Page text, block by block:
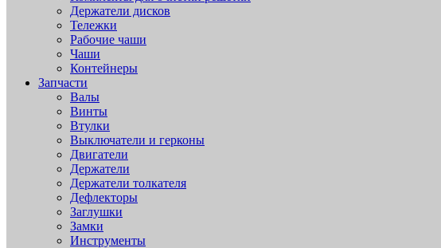
Держатели дисков
Тележки
Рабочие чаши
Чаши
Контейнеры
Запчасти
Валы
Винты
Втулки
Выключатели и герконы
Двигатели
Держатели
Держатели толкателя
Дефлекторы
Заглушки
Замки
Инструменты